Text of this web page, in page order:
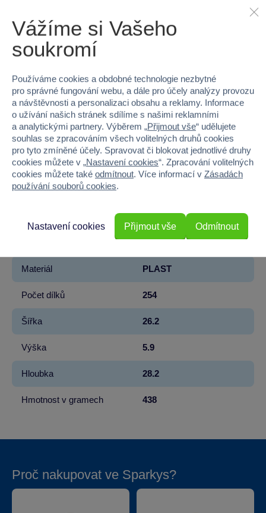
Kategorie
LEGO® Jurassic World™
Parametry produktu
EAN 5702016973877
Kód produktu 5122-76951
Značka LEGO®
Licence
7
HOLKA, KLUK
Materiál PLAST
Počet dílků 254
Šířka 26.2
Výška 5.9
Hloubka 28.2
Hmotnost v gramech 438
Proč nakupovat ve Sparkys?
Vážíme si Vašeho
soukromí
Používáme cookies a obdobné technologie nezbytné
pro správné fungování webu, a dále pro účely analýzy provozu
a návštěvnosti a personalizaci obsahu a reklamy. Informace
o užívání našich stránek sdílíme s našimi reklamními
a analytickými partnery. Výběrem „Přijmout vše“ udělujete
souhlas se zpracováním všech volitelných druhů cookies
pro tyto zmíněné účely. Spravovat či blokovat jednotlivé druhy
cookies můžete v „Nastavení cookies“. Zpracování volitelných
cookies můžete také odmítnout. Více informací v Zásadách
používání souborů cookies.
Odmítnout
Nastavení cookies Přijmout vše